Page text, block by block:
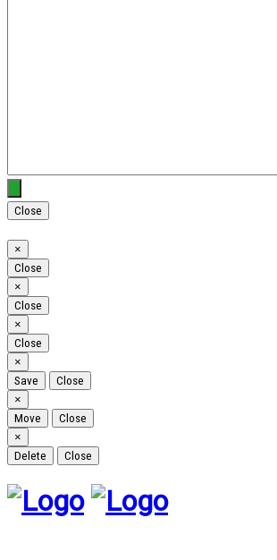
Close
×
Close
×
Close
×
Close
×
Save
Close
×
Move
Close
×
Delete
Close